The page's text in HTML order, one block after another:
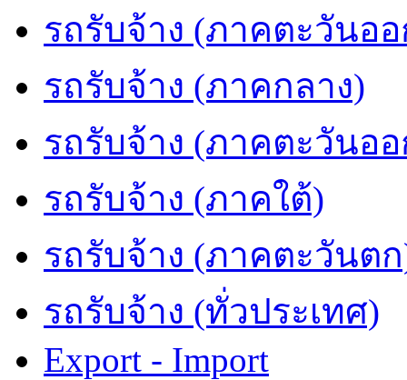
รถรับจ้าง (ภาคตะวันออ
รถรับจ้าง (ภาคกลาง)
รถรับจ้าง (ภาคตะวันอ
รถรับจ้าง (ภาคใต้)
รถรับจ้าง (ภาคตะวันต
รถรับจ้าง (ทั่วประเทศ)
Export - Import